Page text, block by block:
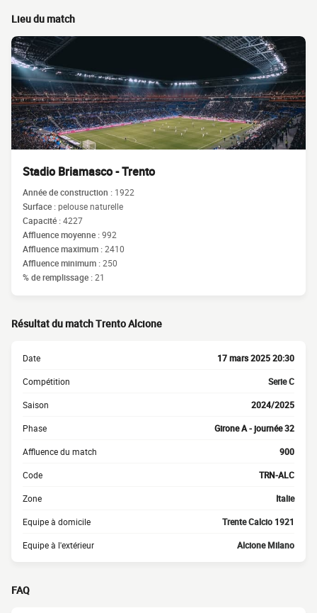
Lieu du match
Stadio Briamasco - Trento
Année de construction : 1922
Surface :pelouse naturelle
Capacité :4227
Affluence moyenne :992
Affluence maximum :2410
Affluence minimum :250
% de remplissage :21
Résultat du match Trento Alcione
Date 17 mars 2025 20:30
Compétition Serie C
Saison 2024/2025
Phase Girone A - journée 32
Affluence du match 900
Code TRN-ALC
Zone Italie
Equipe à domicile Trente Calcio 1921
Equipe à l'extérieur Alcione Milano
FAQ